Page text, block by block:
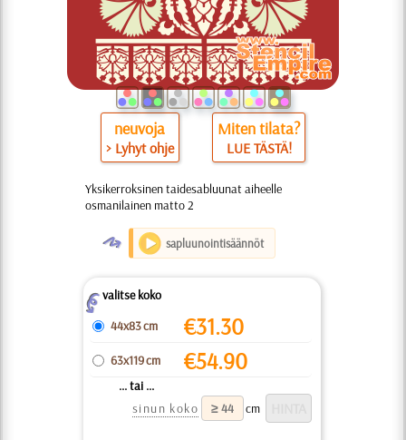
neuvoja
> Lyhyt ohje
Miten tilata?
LUE TÄSTÄ!
Yksikerroksinen taidesabluunat aiheelle
osmanilainen matto 2
O sapluunointisäännöt
Zvalitse koko
44x83 cm
€31.30
63x119 cm €54.90
... tai ...
sinun koko
cm